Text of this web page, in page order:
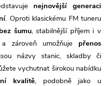
nejnovější generaci
. Oproti klasickému FM tuneru
šumu, stabilnější příjem i v
zároveň umožňuje
přenos
názvy stanic, skladby či
vychutnat širokou nabídku
kvalitě, podobně jako u